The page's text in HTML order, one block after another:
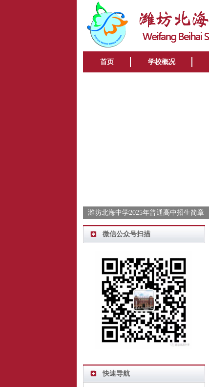
首页 学校概况
潍坊北海中学2025年普通高中招生简章
微信公众号扫描
快速导航